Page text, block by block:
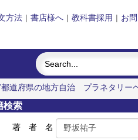
方法 | 書店様へ | 教科書採用 | お
道府県の地方自治 プラネタリー
検索
著 者 名